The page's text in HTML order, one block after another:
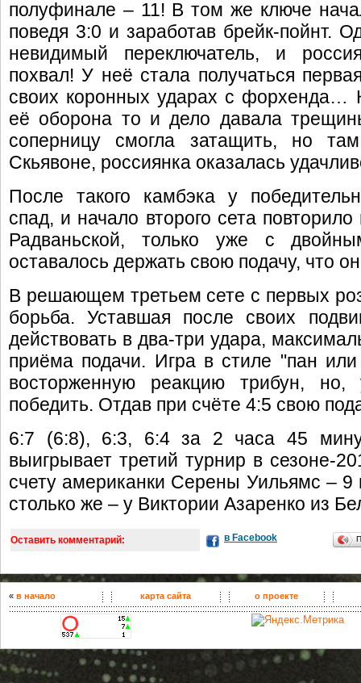
полуфинале – 11! В том же ключе
поведя 3:0 и заработав брейк-пойнт.
невидимый переключатель, и
похвал! У неё стала получаться
своих коронных ударах с форхенда…
её оборона то и дело давала
соперницу смогла затащить, но
Скьявоне, россиянка оказалась
После такого камбэка у
спад, и начало второго сета
Радваньской, только уже с
оставалось держать свою подачу, что
В решающем третьем сете с первых
борьба. Уставшая после своих
действовать в два-три удара,
приёма подачи. Игра в стиле "пан
восторженную реакцию трибун,
победить. Отдав при счёте 4:5 свою
6:7 (6:8), 6:3, 6:4 за 2 часа 45
выигрывает третий турнир в сезоне-
счету американки Серены Уильямс –
столько же – у Виктории Азаренко из
Оставить комментарий: в Facebook
« в начало карта сайта о проекте